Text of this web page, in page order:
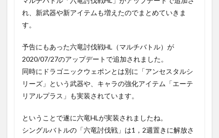
れ、新武器や新アイテムも増えたのでまとめていきま
す。
予告にもあった六竜討伐戦HL（マルチバトル）が
2020/07/27のアップデートで追加されました。
同時にドラゴニックウェポンとは別に「アンセスタルシ
リーズ」という武器や、キャラの強化アイテム「エーテ
リアルプラス」も実装されています。
ということで遂に六竜HLが実装されましたね。
シングルバトルの「六竜討伐戦」は1，2週置きに解放さ